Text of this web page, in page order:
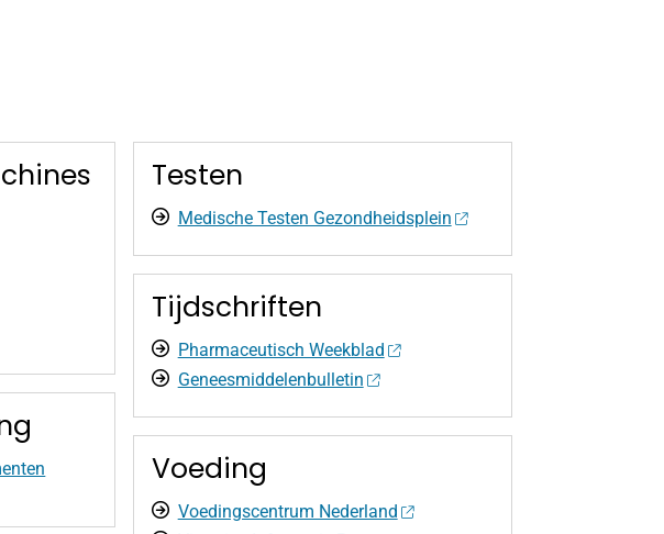
Testen
Medische Testen Gezondheidsplein
Tijdschriften
Pharmaceutisch Weekblad
Geneesmiddelenbulletin
Voeding
Voedingscentrum Nederland